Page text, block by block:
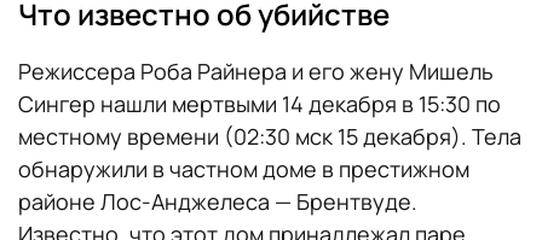
Что известно об убийстве
Режиссера Роба Райнера и его жену Мишель
Сингер нашли мертвыми 14 декабря в 15:30 по
местному времени (02:30 мск 15 декабря). Тела
обнаружили в частном доме в престижном
районе Лос-Анджелеса — Брентвуде.
Известно, что этот дом принадлежал паре.